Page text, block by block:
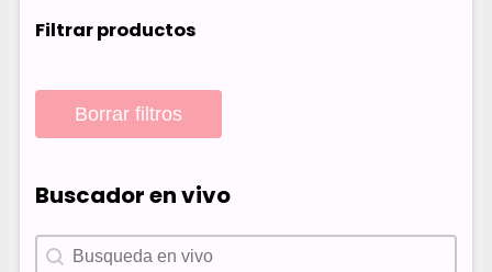
Filtrar productos
Borrar filtros
Buscador en vivo
Buscador en vivo
Buscador en vivo